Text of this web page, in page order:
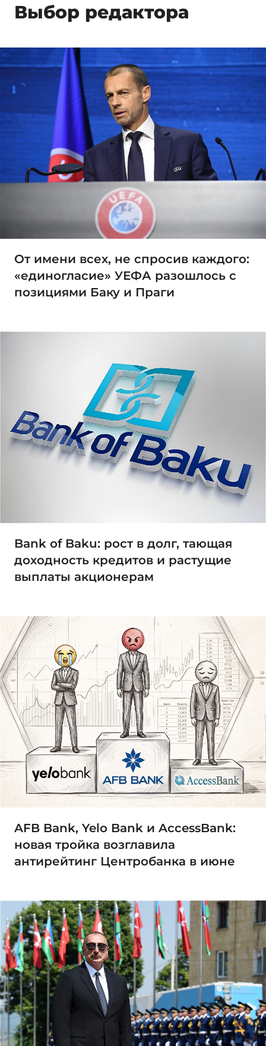
Выбор редактора
От имени всех, не спросив каждого:
«единогласие» УЕФА разошлось с
позициями Баку и Праги
Bank of Baku: рост в долг, тающая
доходность кредитов и растущие
выплаты акционерам
AFB Bank, Yelo Bank и AccessBank:
новая тройка возглавила
антирейтинг Центробанка в июне